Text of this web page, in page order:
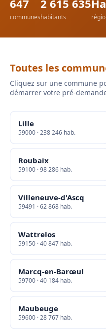
647
communes
2 615 635
habitants
Toutes les
Cliquez sur une commune
démarrer votre pré-
Lille
59000 · 238 246 hab.
Roubaix
59100 · 98 286 hab.
Villeneuve-d'Ascq
59491 · 62 868 hab.
Wattrelos
59150 · 40 847 hab.
Marcq-en-Barœul
59700 · 40 184 hab.
Maubeuge
59600 · 28 767 hab.